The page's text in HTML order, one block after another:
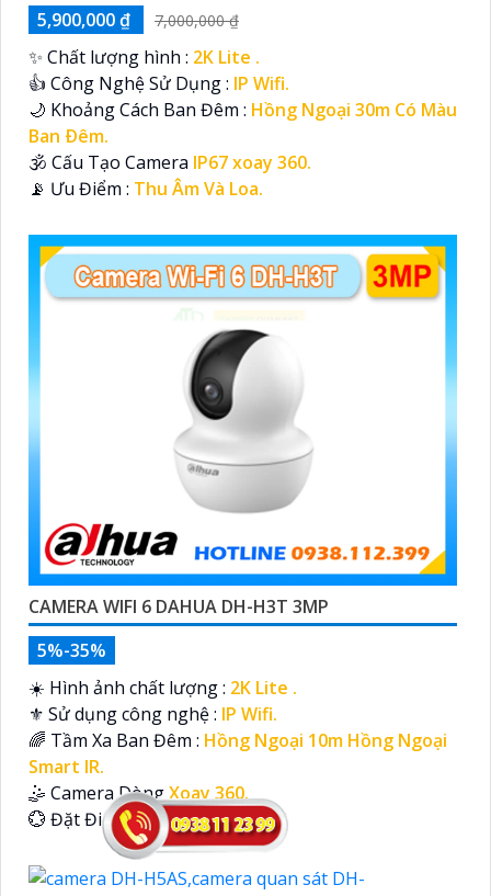
5,900,000 ₫
7,000,000 ₫
✨ Chất lượng hình : 2K Lite .
👍 Công Nghệ Sử Dụng : IP Wifi.
🌙 Khoảng Cách Ban Đêm : Hồng Ngoại 30m Có Màu
Ban Ðêm.
🕉️ Cấu Tạo Camera IP67 xoay 360.
️📡 Ưu Điểm : Thu Âm Và Loa.
CAMERA WIFI 6 DAHUA DH-H3T 3MP
5%-35%
☀️ Hình ảnh chất lượng : 2K Lite .
⚜️ Sử dụng công nghệ : IP Wifi.
🌈 Tầm Xa Ban Đêm : Hồng Ngoại 10m Hồng Ngoại
Smart IR.
🤹 Camera DòngXoay 360.
️💮 Đặt Điểm :Thu Âm Và Loa.